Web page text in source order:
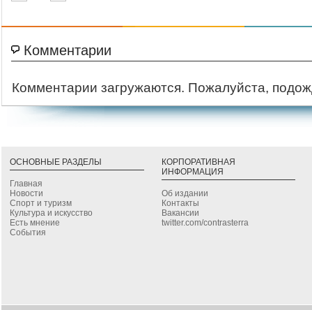
Комментарии
Комментарии загружаются. Пожалуйста,
ОСНОВНЫЕ РАЗДЕЛЫ
Главная
Новости
Спорт и туризм
Культура и искусство
Есть мнение
События
КОРПОРАТИВНАЯ
ИНФОРМАЦИЯ
Об издании
Контакты
Вакансии
twitter.com/contrasterra